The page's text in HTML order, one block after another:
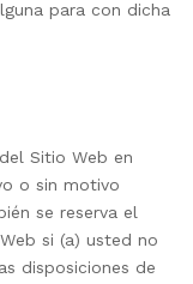
para con dicha
Sitio Web en
o sin motivo
se reserva el
si (a) usted no
disposiciones de